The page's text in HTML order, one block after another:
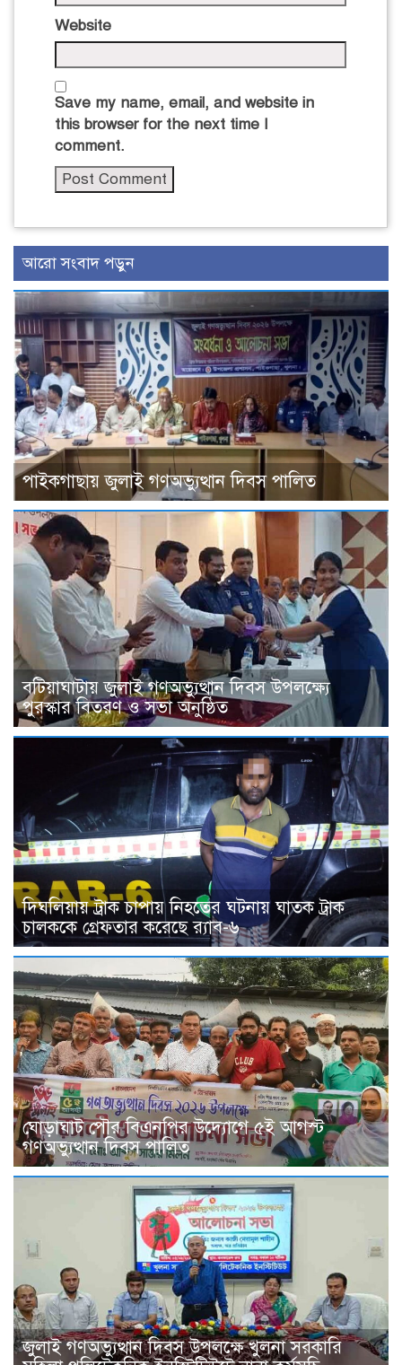
Website
Save my name, email, and website in
this browser for the next time I
comment.
আরো সংবাদ পড়ুন
পাইকগাছায় জুলাই গণঅভ্যুত্থান দিবস পালিত
বটিয়াঘাটায় জুলাই গণঅভ্যুত্থান দিবস উপলক্ষ্যে
পুরস্কার বিতরণ ও সভা অনুষ্ঠিত
দিঘলিয়ায় ট্রাক চাপায় নিহতের ঘটনায় ঘাতক ট্রাক
চালককে গ্রেফতার করেছে র‍্যাব-৬
ঘোড়াঘাট পৌর বিএনপির উদ্যোগে ৫ই আগস্ট
গণঅভ্যুত্থান দিবস পালিত
জুলাই গণঅভ্যুত্থান দিবস উপলক্ষে খুলনা সরকারি